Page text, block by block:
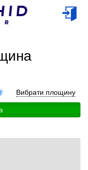
Вибрати площину